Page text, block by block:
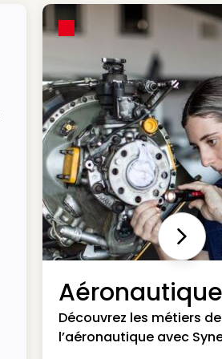
Aéronautique
Découvrez les métiers de
l’aéronautique avec
Next